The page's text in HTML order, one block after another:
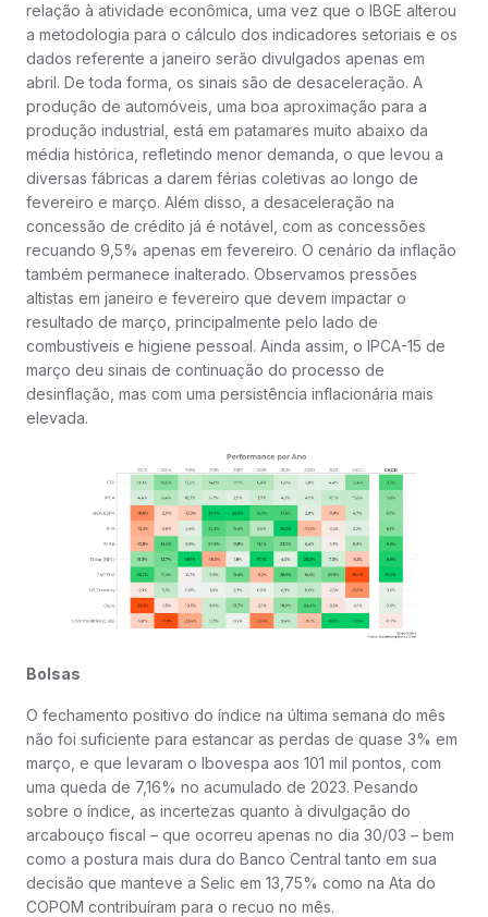
relação à atividade econômica, uma vez que o IBGE alterou
a metodologia para o cálculo dos indicadores setoriais e os
dados referente a janeiro serão divulgados apenas em
abril. De toda forma, os sinais são de desaceleração. A
produção de automóveis, uma boa aproximação para a
produção industrial, está em patamares muito abaixo da
média histórica, refletindo menor demanda, o que levou a
diversas fábricas a darem férias coletivas ao longo de
fevereiro e março. Além disso, a desaceleração na
concessão de crédito já é notável, com as concessões
recuando 9,5% apenas em fevereiro. O cenário da inflação
também permanece inalterado. Observamos pressões
altistas em janeiro e fevereiro que devem impactar o
resultado de março, principalmente pelo lado de
combustíveis e higiene pessoal. Ainda assim, o IPCA-15 de
março deu sinais de continuação do processo de
desinflação, mas com uma persistência inflacionária mais
elevada.
Bolsas
O fechamento positivo do índice na última semana do mês
não foi suficiente para estancar as perdas de quase 3% em
março, e que levaram o Ibovespa aos 101 mil pontos, com
uma queda de 7,16% no acumulado de 2023. Pesando
sobre o índice, as incertezas quanto à divulgação do
arcabouço fiscal – que ocorreu apenas no dia 30/03 – bem
como a postura mais dura do Banco Central tanto em sua
decisão que manteve a Selic em 13,75% como na Ata do
COPOM contribuíram para o recuo no mês.